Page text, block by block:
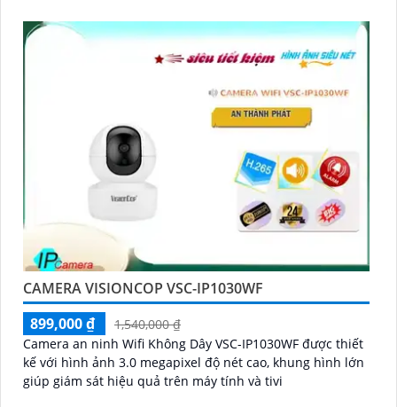
CAMERA VISIONCOP VSC-IP1030WF
899,000 ₫
1,540,000 ₫
Camera an ninh Wifi Không Dây VSC-IP1030WF được thiết
kế với hình ảnh 3.0 megapixel độ nét cao, khung hình lớn
giúp giám sát hiệu quả trên máy tính và tivi